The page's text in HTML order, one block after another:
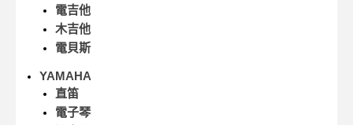
電吉他
木吉他
電貝斯
YAMAHA
直笛
電子琴